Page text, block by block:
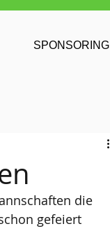
SPONSORING
die
gefeiert